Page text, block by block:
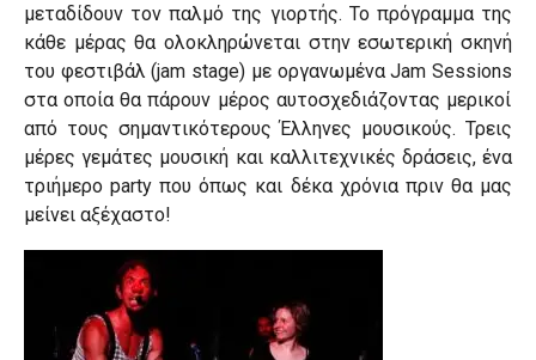
μεταδίδουν τον παλμό της γιορτής. Το πρόγραμμα της
κάθε μέρας θα ολοκληρώνεται στην εσωτερική σκηνή
του φεστιβάλ (jam stage) με οργανωμέναJam Sessions
στα οποία θα πάρουν μέρος αυτοσχεδιάζοντας μερικοί
από τους σημαντικότερους Έλληνες μουσικούς. Τρεις
μέρες γεμάτες μουσική και καλλιτεχνικές δράσεις, ένα
τριήμεροparty που όπως και δέκα χρόνια πριν θα μας
μείνει αξέχαστο!